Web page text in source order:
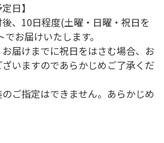
日】
、10日程度(土曜・日曜・祝日を
お届けいたします。
届けまでに祝日をはさむ場合、お
いますのであらかじめご了承くだ
ご指定はできません。あらかじめ